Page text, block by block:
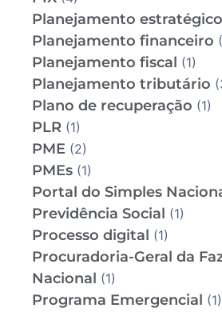
Planejamento estratégico
Planejamento financeiro
Planejamento fiscal (1)
Planejamento tributário
Plano de recuperação (1)
PLR (1)
PME (2)
PMEs (1)
Portal do Simples
Previdência Social (1)
Processo digital (1)
Procuradoria-Geral da
Nacional (1)
Programa Emergencial (1)